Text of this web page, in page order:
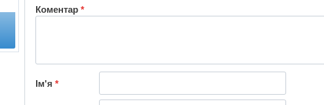
Коментар *
Ім'я *